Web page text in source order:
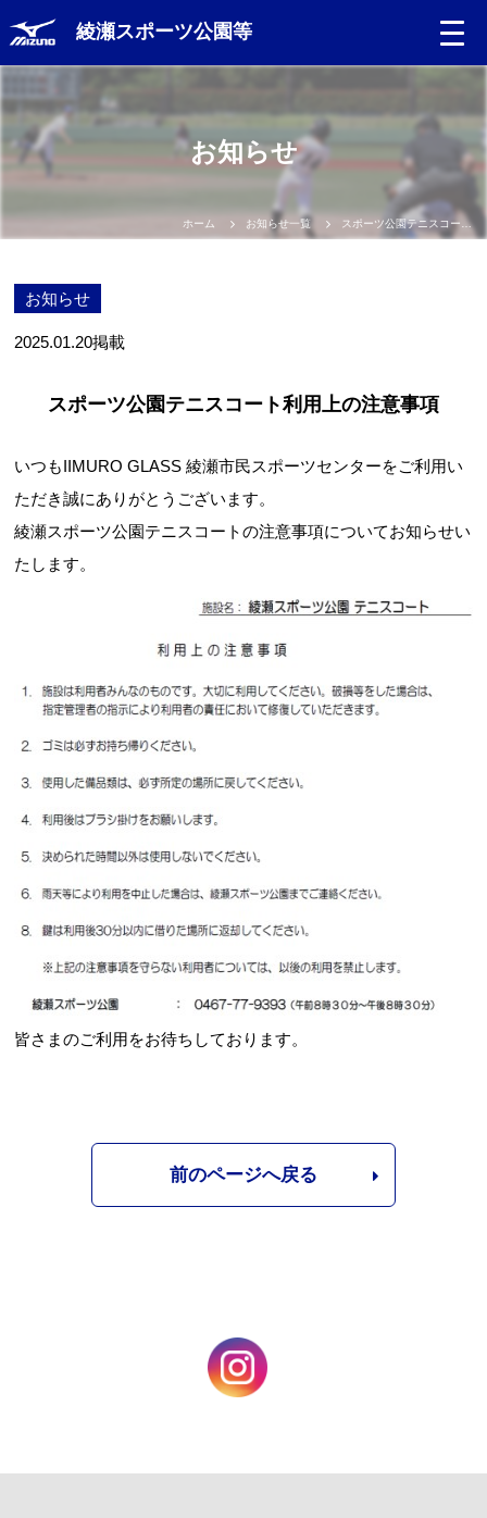
綾瀬スポーツ公園等
Language
日本語
English
お問合せフォーム
綾瀬市 公共施設予約システム
お知らせ
ホーム お知らせ一覧 スポーツ公園テニスコート利用上の注意事項
お知らせ
2025.01.20掲載
スポーツ公園テニスコート利用上の注意事項
いつもIIMURO GLASS 綾瀬市民スポーツセンターをご利用い
ただき誠にありがとうございます。
綾瀬スポーツ公園テニスコートの注意事項についてお知らせい
たします。
皆さまのご利用をお待ちしております。
前のページへ戻る